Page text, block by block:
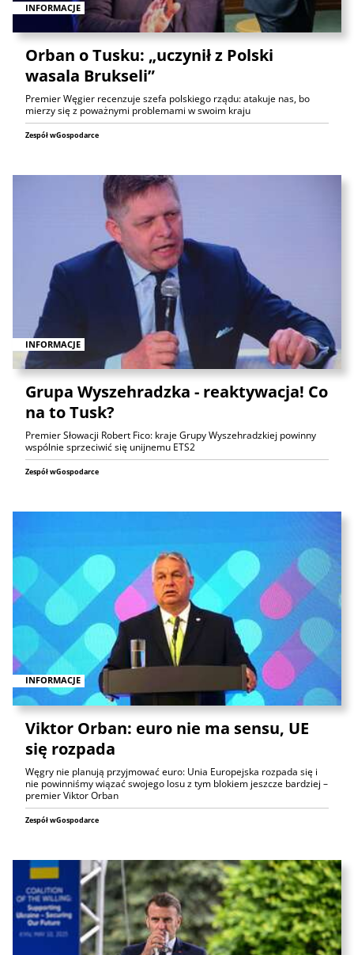
INFORMACJE
Orban o Tusku: „uczynił z Polski
wasala Brukseli”
Premier Węgier recenzuje szefa polskiego rządu: atakuje nas, bo
mierzy się z poważnymi problemami w swoim kraju
Zespół wGospodarce
INFORMACJE
Grupa Wyszehradzka - reaktywacja! Co
na to Tusk?
Premier Słowacji Robert Fico: kraje Grupy Wyszehradzkiej powinny
wspólnie sprzeciwić się unijnemu ETS2
Zespół wGospodarce
INFORMACJE
Viktor Orban: euro nie ma sensu, UE
się rozpada
Węgry nie planują przyjmować euro: Unia Europejska rozpada się i
nie powinniśmy wiązać swojego losu z tym blokiem jeszcze bardziej –
premier Viktor Orban
Zespół wGospodarce